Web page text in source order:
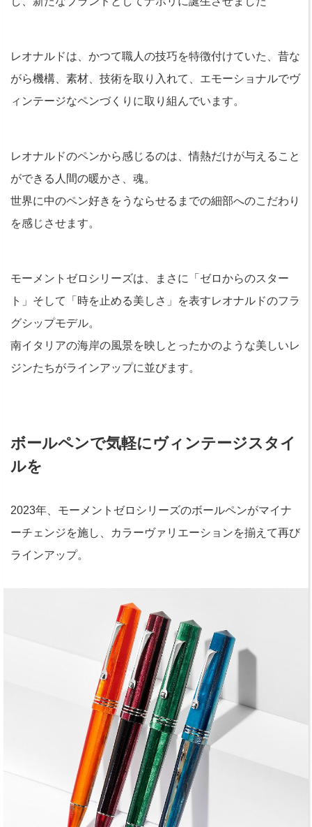
レオナルドは、かつて職人の技巧を特徴付けていた、昔な
がら機構、素材、技術を取り入れて、エモーショナルでヴ
ィンテージなペンづくりに取り組んでいます。
レオナルドのペンから感じるのは、情熱だけが与えること
ができる人間の暖かさ、魂。
世界に中のペン好きをうならせるまでの細部へのこだわり
を感じさせます。
モーメントゼロシリーズは、まさに「ゼロからのスター
ト」そして「時を止める美しさ」を表すレオナルドのフラ
グシップモデル。
南イタリアの海岸の風景を映しとったかのような美しいレ
ジンたちがラインアップに並びます。
ボールペンで気軽にヴィンテージスタイ
ルを
2023年、モーメントゼロシリーズのボールペンがマイナ
ーチェンジを施し、カラーヴァリエーションを揃えて再び
ラインアップ。